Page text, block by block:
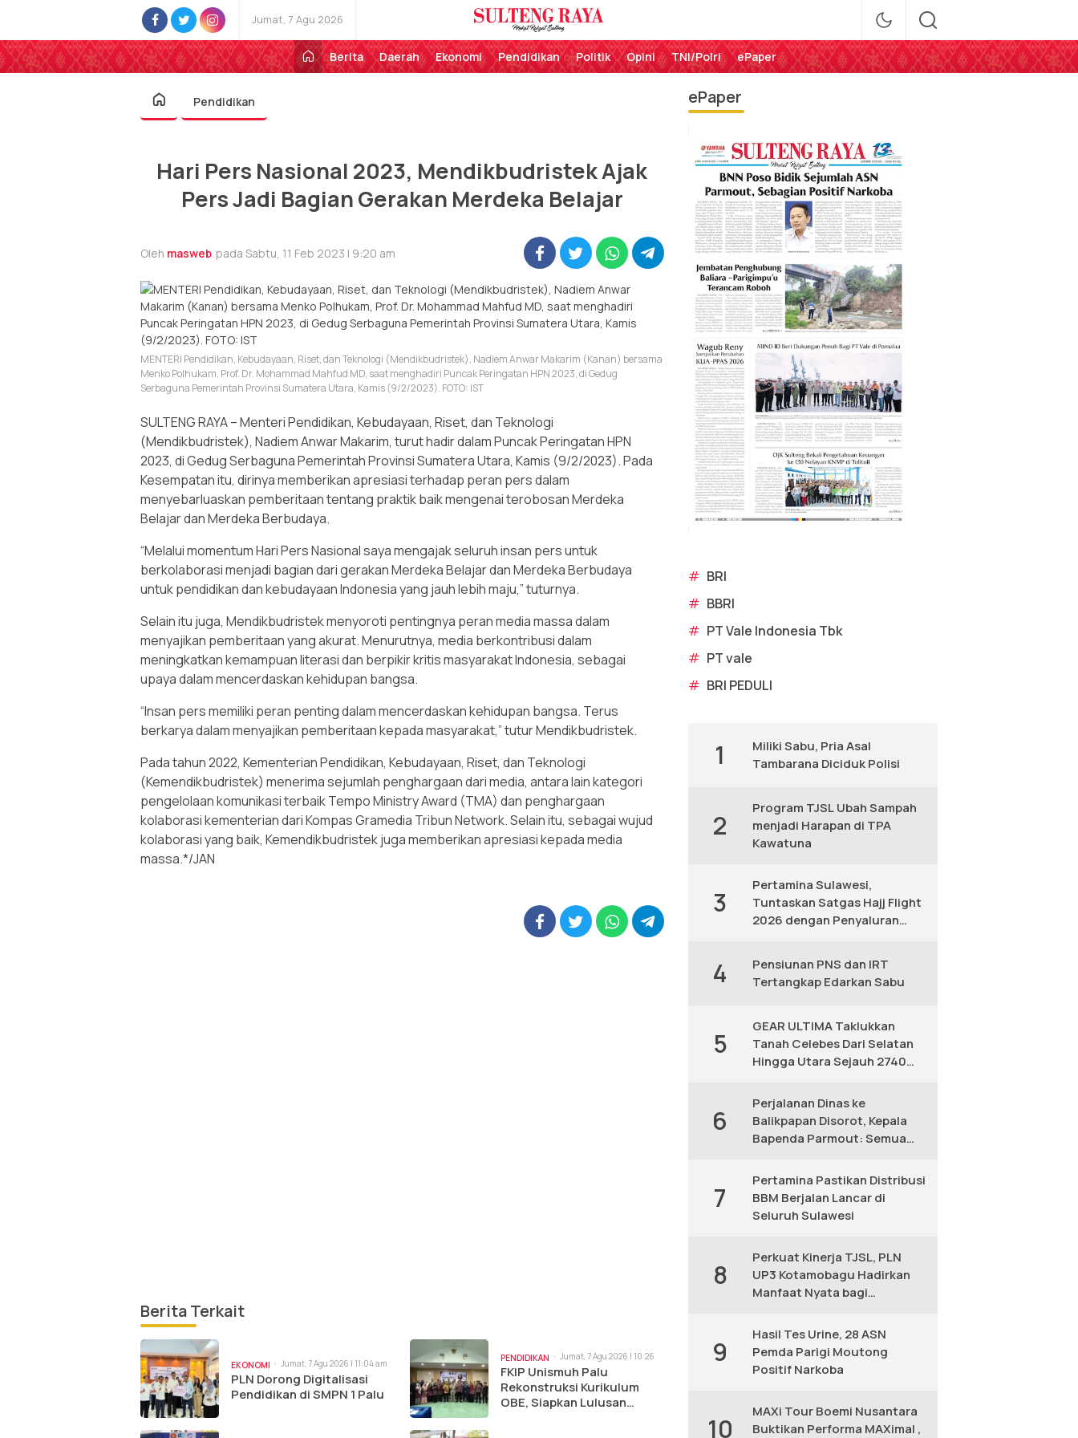
Jumat, 7 Agu 2026
Sulteng Raya
Perekat Rakyat Sulteng
Berita
Daerah Ekonomi Pendidikan Politik Opini TNI/Polri ePaper
Pendidikan
Hari Pers Nasional 2023, Mendikbudristek Ajak
Pers Jadi Bagian Gerakan Merdeka Belajar
Oleh masweb pada Sabtu, 11 Feb 2023 | 9:20 am
MENTERI Pendidikan, Kebudayaan, Riset, dan Teknologi (Mendikbudristek), Nadiem Anwar Makarim (Kanan) bersama
Menko Polhukam, Prof. Dr. Mohammad Mahfud MD, saat menghadiri Puncak Peringatan HPN 2023, di Gedug
Serbaguna Pemerintah Provinsi Sumatera Utara, Kamis (9/2/2023). FOTO: IST
SULTENG RAYA – Menteri Pendidikan, Kebudayaan, Riset, dan Teknologi
(Mendikbudristek), Nadiem Anwar Makarim, turut hadir dalam Puncak Peringatan HPN
2023, di Gedug Serbaguna Pemerintah Provinsi Sumatera Utara, Kamis (9/2/2023). Pada
Kesempatan itu, dirinya memberikan apresiasi terhadap peran pers dalam
menyebarluaskan pemberitaan tentang praktik baik mengenai terobosan Merdeka
Belajar dan Merdeka Berbudaya.
“Melalui momentum Hari Pers Nasional saya mengajak seluruh insan pers untuk
berkolaborasi menjadi bagian dari gerakan Merdeka Belajar dan Merdeka Berbudaya
untuk pendidikan dan kebudayaan Indonesia yang jauh lebih maju,” tuturnya.
Selain itu juga, Mendikbudristek menyoroti pentingnya peran media massa dalam
menyajikan pemberitaan yang akurat. Menurutnya, media berkontribusi dalam
meningkatkan kemampuan literasi dan berpikir kritis masyarakat Indonesia, sebagai
upaya dalam mencerdaskan kehidupan bangsa.
“Insan pers memiliki peran penting dalam mencerdaskan kehidupan bangsa. Terus
berkarya dalam menyajikan pemberitaan kepada masyarakat,” tutur Mendikbudristek.
Pada tahun 2022, Kementerian Pendidikan, Kebudayaan, Riset, dan Teknologi
(Kemendikbudristek) menerima sejumlah penghargaan dari media, antara lain kategori
pengelolaan komunikasi terbaik Tempo Ministry Award (TMA) dan penghargaan
kolaborasi kementerian dari Kompas Gramedia Tribun Network. Selain itu, sebagai wujud
kolaborasi yang baik, Kemendikbudristek juga memberikan apresiasi kepada media
massa.*/JAN
Berita Terkait
EKONOMI Jumat, 7 Agu 2026 | 11:04 am
PLN Dorong Digitalisasi
Pendidikan di SMPN 1 Palu
PENDIDIKAN
Jumat, 7 Agu 2026 | 10:26
am
FKIP Unismuh Palu
Rekonstruksi Kurikulum
OBE, Siapkan Lulusan
ePaper
# BRI
# BBRI
# PT Vale Indonesia Tbk
# PT vale
# BRI PEDULI
1
Miliki Sabu, Pria Asal
Tambarana Diciduk Polisi
2
Program TJSL Ubah Sampah
menjadi Harapan di TPA
Kawatuna
3
Pertamina Sulawesi,
Tuntaskan Satgas Hajj Flight
2026 dengan Penyaluran
4
Pensiunan PNS dan IRT
Tertangkap Edarkan Sabu
5
GEAR ULTIMA Taklukkan
Tanah Celebes Dari Selatan
Hingga Utara Sejauh 2740
6
Perjalanan Dinas ke
Balikpapan Disorot, Kepala
Bapenda Parmout: Semua
7
Pertamina Pastikan Distribusi
BBM Berjalan Lancar di
Seluruh Sulawesi
8
Perkuat Kinerja TJSL, PLN
UP3 Kotamobagu Hadirkan
Manfaat Nyata bagi
9
Hasil Tes Urine, 28 ASN
Pemda Parigi Moutong
Positif Narkoba
10
MAXi Tour Boemi Nusantara
Buktikan Performa MAXimal ,